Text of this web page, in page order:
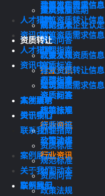
资质标准
规范标准
资质问答
政策法规
行业资讯
公司动态
案例展示
关于我们
联系我们
建筑资质需求信息
人才猎聘
资讯中心
办理指南
资质标准
规范标准
资质问答
政策法规
行业资讯
公司动态
案例展示
关于我们
联系我们
我要发布资质信息
建筑资质转让信息
建筑资质需求信息
人才猎聘
资讯中心
办理指南
资质标准
规范标准
资质问答
政策法规
行业资讯
公司动态
案例展示
建筑资质延期
高新技术企业认定
资质转让
我要发布资质信息
建筑资质转让信息
建筑资质需求信息
人才猎聘
资讯中心
办理指南
资质标准
规范标准
资质问答
政策法规